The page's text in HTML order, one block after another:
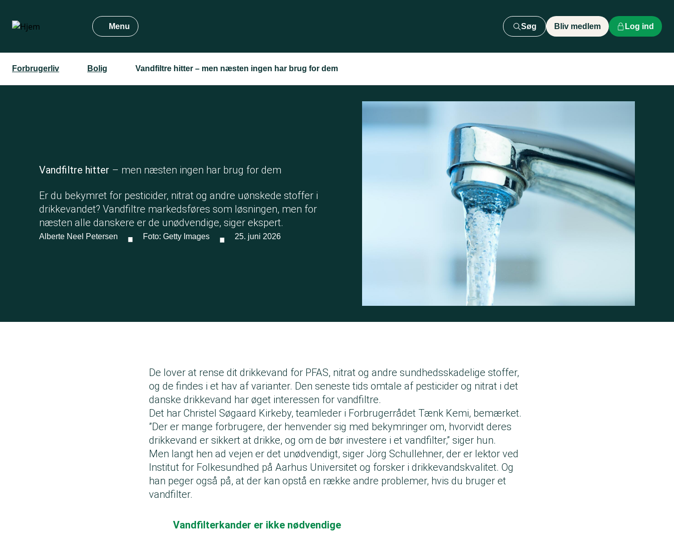
hovedindhold
Menu Søg Bliv medlem Log ind
Forbrugerliv Bolig Vandfiltre hitter – men næsten ingen har brug for dem
Vandfiltre hitter – men næsten ingen har brug for dem
Er du bekymret for pesticider, nitrat og andre uønskede stoffer i
drikkevandet? Vandfiltre markedsføres som løsningen, men for
næsten alle danskere er de unødvendige, siger ekspert.
Alberte Neel Petersen · Foto: Getty Images · 25. juni 2026
De lover at rense dit drikkevand for PFAS, nitrat og andre sundhedsskadelige stoffer,
og de findes i et hav af varianter. Den seneste tids omtale af pesticider og nitrat i det
danske drikkevand har øget interessen for vandfiltre.
Det har Christel Søgaard Kirkeby, teamleder i Forbrugerrådet Tænk Kemi, bemærket.
”Der er mange forbrugere, der henvender sig med bekymringer om, hvorvidt deres
drikkevand er sikkert at drikke, og om de bør investere i et vandfilter,” siger hun.
Men langt hen ad vejen er det unødvendigt, siger Jörg Schullehner, der er lektor ved
Institut for Folkesundhed på Aarhus Universitet og forsker i drikkevandskvalitet. Og
han peger også på, at der kan opstå en række andre problemer, hvis du bruger et
vandfilter.
Vandfilterkander er ikke nødvendige